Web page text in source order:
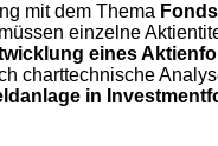
mit dem Thema Fonds
einzelne
eines
charttechnische
in